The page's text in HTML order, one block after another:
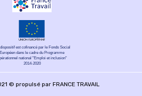
est cofinancé par le Fonds Social
Européen dans le cadre du Programme
national "Emploi et inclusion"
2014-2020
© propulsé par FRANCE TRAVAIL